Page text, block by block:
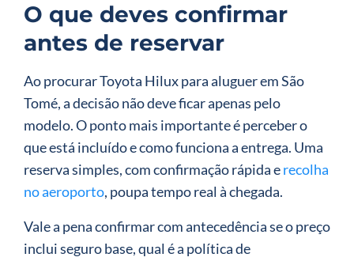
O que deves confirmar
antes de reservar
Ao procurar Toyota Hilux para aluguer em São
Tomé, a decisão não deve ficar apenas pelo
modelo. O ponto mais importante é perceber o
que está incluído e como funciona a entrega. Uma
reserva simples, com confirmação rápida erecolha
no aeroporto, poupa tempo real à chegada.
Vale a pena confirmar com antecedência se o preço
inclui seguro base, qual é a política de